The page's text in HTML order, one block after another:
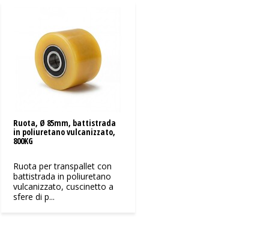
Ruota, Ø 85mm, battistrada
in poliuretano vulcanizzato,
800KG
Ruota per transpallet con
battistrada in poliuretano
vulcanizzato, cuscinetto a
sfere di p...